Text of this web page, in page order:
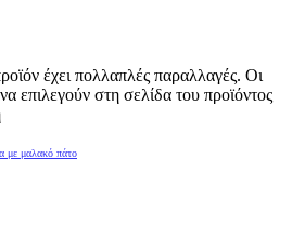
έχει πολλαπλές παραλλαγές. Οι
επιλεγούν στη σελίδα του προϊόντος
με μαλακό πάτο